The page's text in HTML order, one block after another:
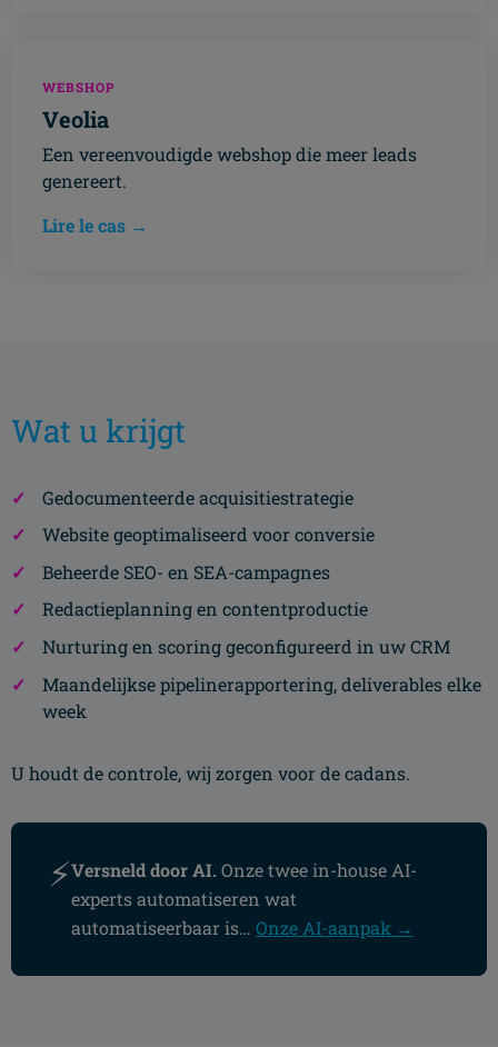
WEBSHOP
Veolia
Een vereenvoudigde webshop die meer leads
genereert.
Lire le cas →
Wat u krijgt
Gedocumenteerde acquisitiestrategie
Website geoptimaliseerd voor conversie
Beheerde SEO- en SEA-campagnes
Redactieplanning en contentproductie
Nurturing en scoring geconfigureerd in uw CRM
Maandelijkse pipelinerapportering, deliverables elke
week
U houdt de controle, wij zorgen voor de cadans.
⚡Versneld door AI.Onze twee in-house AI-
experts automatiseren wat
automatiseerbaar is… Onze AI-aanpak →